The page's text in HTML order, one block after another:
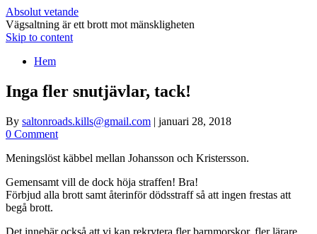
Absolut vetande
Vägsaltning är ett brott mot mänskligheten
Skip to content
Hem
Inga fler snutjävlar, tack!
By saltonroads.kills@gmail.com | januari 28, 2018
0 Comment
Meningslöst käbbel mellan Johansson och Kristersson.
Gemensamt vill de dock höja straffen! Bra!
Förbjud alla brott samt återinför dödsstraff så att ingen frestas att
begå brott.
Det innebär också att vi kan rekrytera fler barnmorskor, fler lärare